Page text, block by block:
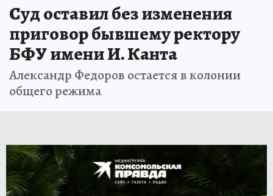
Суд оставил без изменения
приговор бывшему ректору
БФУ имени И. Канта
Александр Федоров остается в колонии
общего режима